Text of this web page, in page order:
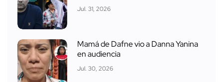
Jul. 31, 2026
Mamá de Dafne vio a Danna Yanina
en audiencia
Jul. 30, 2026